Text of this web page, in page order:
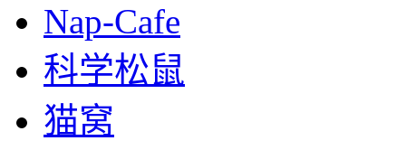
Nap-Cafe
科学松鼠
猫窝